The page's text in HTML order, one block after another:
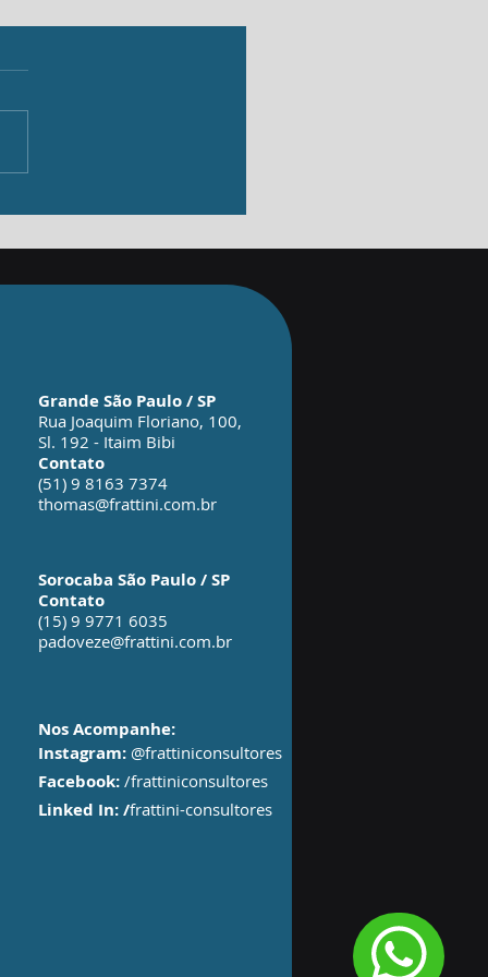
Grande São Paulo / SP
Rua Joaquim Floriano, 100,
Sl. 192 - Itaim Bibi
Contato
(51) 9 8163 7374
thomas@frattini.com.br
Sorocaba São Paulo / SP
Contato
(15) 9 9771 6035
padoveze@frattini.com.br
Nos Acompanhe:
Instagram: @frattiniconsultores
Facebook: /frattiniconsultores
Linked In:/frattini-consultores